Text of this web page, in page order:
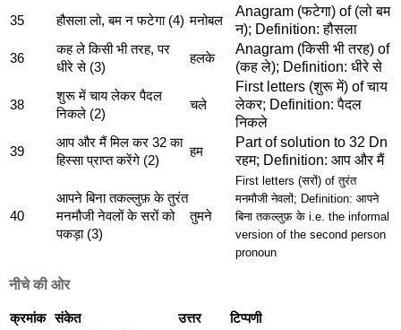
35 हौसला लो, बम न फटेगा (4) मनोबल
Anagram (फटेगा) of (लो बम
न); Definition: हौसला
36
कह ले किसी भी तरह, पर
धीरे से (3)
हलके
Anagram (किसी भी तरह) of
(कह ले); Definition: धीरे से
38
शुरू में चाय लेकर पैदल
निकले (2)
चले
First letters (शुरू में) of चाय
लेकर; Definition: पैदल
निकले
39
आप और मैं मिल कर 32 का
हिस्सा प्राप्त करेंगे (2)
हम
Part of solution to 32 Dn
रहम; Definition: आप और मैं
40
आपने बिना तकल्लुफ़ के तुरंत
मनमौजी नेवलों के सरों को
पकड़ा (3)
तुमने
First letters (सरों) of तुरंत
मनमौजी नेवलों; Definition: आपने
बिना तकल्लुफ़ के i.e. the informal
version of the second person
pronoun
नीचे की ओर
क्रमांक संकेत उत्तर टिप्पणी